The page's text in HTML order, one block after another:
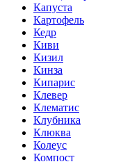
Капуста
Картофель
Кедр
Киви
Кизил
Кинза
Кипарис
Клевер
Клематис
Клубника
Клюква
Колеус
Компост